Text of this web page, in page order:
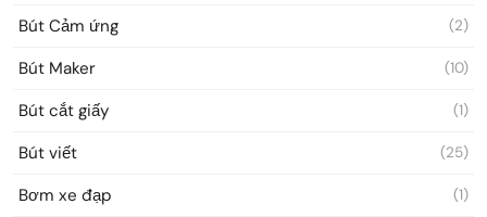
Bút Cảm ứng (2)
Bút Maker (10)
Bút cắt giấy (1)
Bút viết (25)
Bơm xe đạp (1)